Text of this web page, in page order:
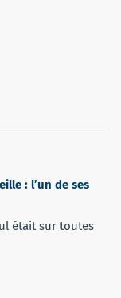
: l’un de ses
était sur toutes